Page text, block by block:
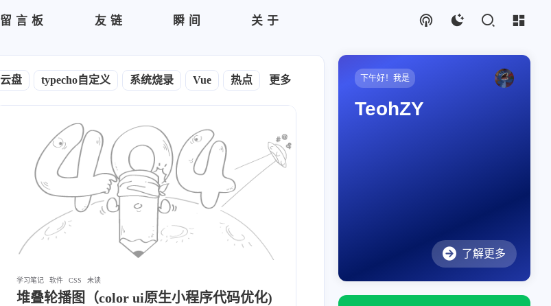
留言板 友链 瞬间 关于
云盘 typecho自定义 系统烧录 Vue 热点 CSS Python 饥荒 邮件
更多
学习笔记 软件 CSS 未读
堆叠轮播图（color ui原生小程序代码优化)
下午好！我是
TeohZY
了解更多